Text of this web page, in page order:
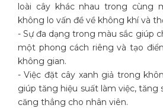
loài cây khác nhau trong cùng
không lo vấn đề về không khí và
- Sự đa dạng trong màu sắc giúp
một phong cách riêng và tạo
không gian.
- Việc đặt cây xanh giả trong
giúp tăng hiệu suất làm việc, tăng
căng thẳng cho nhân viên.